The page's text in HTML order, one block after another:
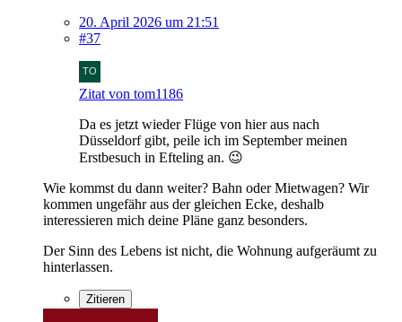
20. April 2026 um 21:51
#37
Zitat von tom1186
Da es jetzt wieder Flüge von hier aus nach
Düsseldorf gibt, peile ich im September meinen
Erstbesuch in Efteling an. 😉
Wie kommst du dann weiter? Bahn oder Mietwagen? Wir
kommen ungefähr aus der gleichen Ecke, deshalb
interessieren mich deine Pläne ganz besonders.
Der Sinn des Lebens ist nicht, die Wohnung aufgeräumt zu
hinterlassen.
Zitieren